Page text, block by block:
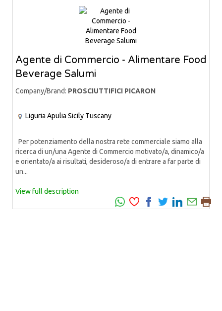
Agente di Commercio - Alimentare Food
Beverage Salumi
Company/Brand: PROSCIUTTIFICI PICARON
Liguria Apulia Sicily Tuscany
Per potenziamento della nostra rete commerciale siamo alla
ricerca di un/una Agente di Commercio motivato/a, dinamico/a
e orientato/a ai risultati, desideroso/a di entrare a far parte di
un...
View full description